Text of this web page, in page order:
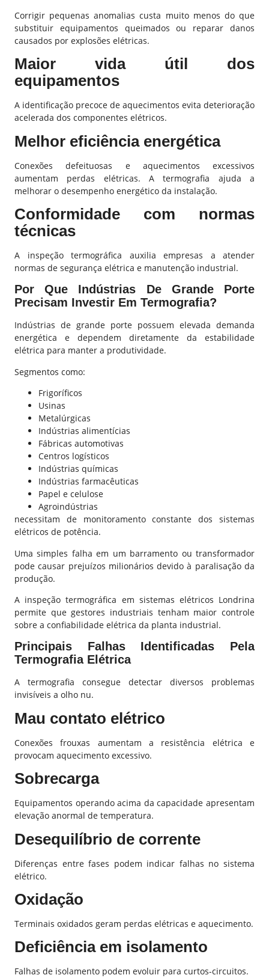
Corrigir pequenas anomalias custa muito menos do que
substituir equipamentos queimados ou reparar danos
causados por explosões elétricas.
Maior vida útil dos
equipamentos
A identificação precoce de aquecimentos evita deterioração
acelerada dos componentes elétricos.
Melhor eficiência energética
Conexões defeituosas e aquecimentos excessivos
aumentam perdas elétricas. A termografia ajuda a
melhorar o desempenho energético da instalação.
Conformidade com normas
técnicas
A inspeção termográfica auxilia empresas a atender
normas de segurança elétrica e manutenção industrial.
Por Que Indústrias De Grande Porte
Precisam Investir Em Termografia?
Indústrias de grande porte possuem elevada demanda
energética e dependem diretamente da estabilidade
elétrica para manter a produtividade.
Segmentos como:
Frigoríficos
Usinas
Metalúrgicas
Indústrias alimentícias
Fábricas automotivas
Centros logísticos
Indústrias químicas
Indústrias farmacêuticas
Papel e celulose
Agroindústrias
necessitam de monitoramento constante dos sistemas
elétricos de potência.
Uma simples falha em um barramento ou transformador
pode causar prejuízos milionários devido à paralisação da
produção.
A inspeção termográfica em sistemas elétricos Londrina
permite que gestores industriais tenham maior controle
sobre a confiabilidade elétrica da planta industrial.
Principais Falhas Identificadas Pela
Termografia Elétrica
A termografia consegue detectar diversos problemas
invisíveis a olho nu.
Mau contato elétrico
Conexões frouxas aumentam a resistência elétrica e
provocam aquecimento excessivo.
Sobrecarga
Equipamentos operando acima da capacidade apresentam
elevação anormal de temperatura.
Desequilíbrio de corrente
Diferenças entre fases podem indicar falhas no sistema
elétrico.
Oxidação
Terminais oxidados geram perdas elétricas e aquecimento.
Deficiência em isolamento
Falhas de isolamento podem evoluir para curtos-circuitos.